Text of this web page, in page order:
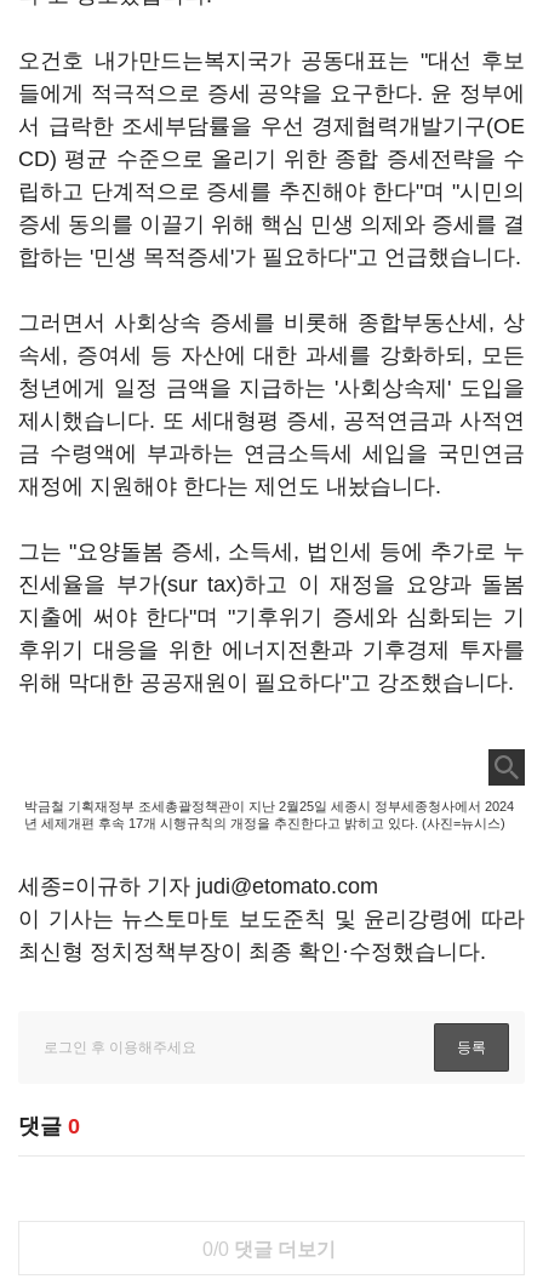
오건호 내가만드는복지국가 공동대표는 "대선 후보
들에게 적극적으로 증세 공약을 요구한다. 윤 정부에
서 급락한 조세부담률을 우선 경제협력개발기구(OE
CD) 평균 수준으로 올리기 위한 종합 증세전략을 수
립하고 단계적으로 증세를 추진해야 한다"며 "시민의
증세 동의를 이끌기 위해 핵심 민생 의제와 증세를 결
합하는 '민생 목적증세'가 필요하다"고 언급했습니다.
그러면서 사회상속 증세를 비롯해 종합부동산세, 상
속세, 증여세 등 자산에 대한 과세를 강화하되, 모든
청년에게 일정 금액을 지급하는 '사회상속제' 도입을
제시했습니다. 또 세대형평 증세, 공적연금과 사적연
금 수령액에 부과하는 연금소득세 세입을 국민연금
재정에 지원해야 한다는 제언도 내놨습니다.
그는 "요양돌봄 증세, 소득세, 법인세 등에 추가로 누
진세율을 부가(sur tax)하고 이 재정을 요양과 돌봄
지출에 써야 한다"며 "기후위기 증세와 심화되는 기
후위기 대응을 위한 에너지전환과 기후경제 투자를
위해 막대한 공공재원이 필요하다"고 강조했습니다.
박금철 기획재정부 조세총괄정책관이 지난 2월25일 세종시 정부세종청사에서 2024
년 세제개편 후속 17개 시행규칙의 개정을 추진한다고 밝히고 있다. (사진=뉴시스)
세종=이규하 기자 judi@etomato.com
이 기사는 뉴스토마토 보도준칙 및 윤리강령에 따라
최신형 정치정책부장이 최종 확인·수정했습니다.
댓글 0
0/0 댓글 더보기